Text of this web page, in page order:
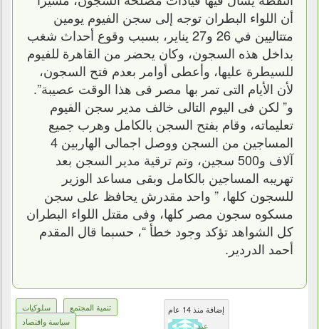
أن اللواء البطران توجه إلى سجن الفيوم يومين
متتاليين في 26 و27 يناير، بسبب وقوع أحداث شغب
بداخل هذه السجون، وكان يحضر من القاهرة للفيوم
للسيطرة عليها، وأعطى أوامر بعدم فتح السجون،
لأن الأيام التى تمر بها مصر فى هذا الوقت عصيبة”.
و” لكن فى اليوم التالى خالف مدير سجن الفيوم
تعليماته، وقام بفتح السجن بالكامل وهرب جميع
المساجين من السجن ووصل اجمالى الهاربين 4
آلاف و500 سجين، وتم ترقية مدير السجن بعد
تهريبه المساجين بالكامل وبقى مساعد الوزير
للسجون كلها، ” واحد مقدرش يحافظ على سجن
مسكوه سجون مصر كلها، وفى مقتل اللواء البطران
كل الشواهد تؤكد وجود خطأ “، حسبما قال المقدم
أحمد الدردير.
تنمية المجتمع
سلوكيات
سياسة واقتصاد
إضافة منذ 14 عام
عبد